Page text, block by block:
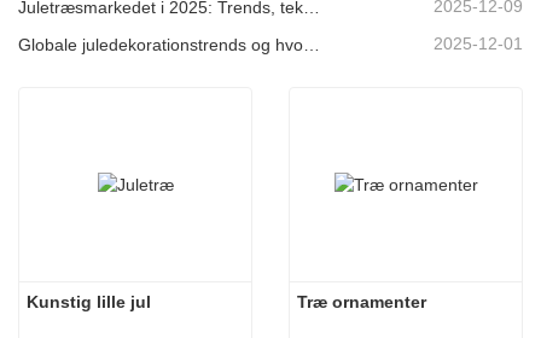
2025-12-09
2025-12-01
Kunstig lille jul Træ ornamenter